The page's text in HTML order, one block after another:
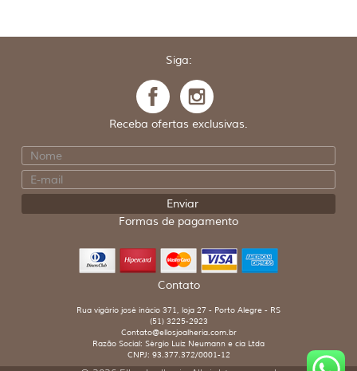
Siga:
Receba ofertas exclusivas.
Formas de pagamento
Contato
Rua vigário josé inácio 371, loja 27 - Porto Alegre - RS
(51) 3225-2923
Contato@ellosjoalheria.com.br
Razão Social: Sérgio Luiz Neumann e cia Ltda
CNPJ: 93.377.372/0001-12